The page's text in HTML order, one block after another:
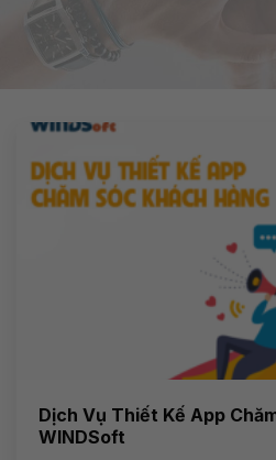
Dịch Vụ Thiết Kế App
WINDSoft